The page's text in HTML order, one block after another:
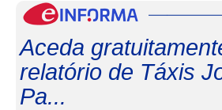
Aceda
relatório de Táxis
Pa...